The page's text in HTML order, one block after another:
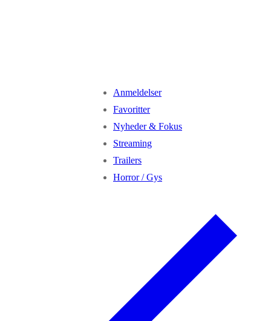
Anmeldelser
Favoritter
Nyheder & Fokus
Streaming
Trailers
Horror / Gys